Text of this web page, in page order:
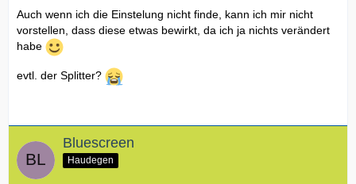
Auch wenn ich die Einstelung nicht finde, kann ich mir nicht
vorstellen, dass diese etwas bewirkt, da ich ja nichts verändert
habe
evtl. der Splitter?
Bluescreen
Haudegen